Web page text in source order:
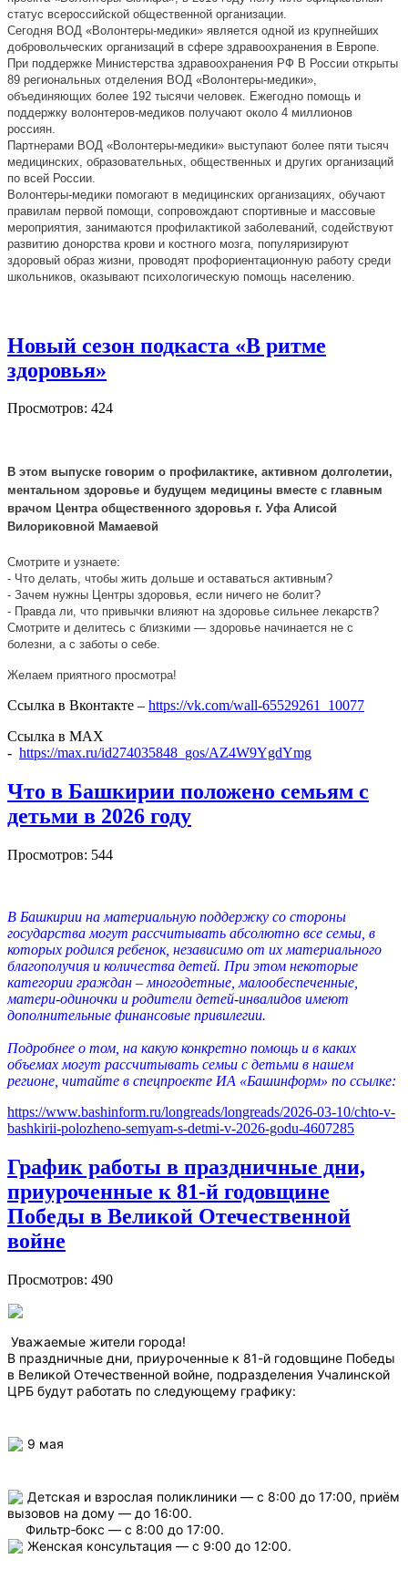
статус всероссийской общественной организации.
Сегодня ВОД «Волонтеры-медики» является одной из крупнейших
добровольческих организаций в сфере здравоохранения в Европе.
При поддержке Министерства здравоохранения РФ В России открыты
89 региональных отделения ВОД «Волонтеры-медики»,
объединяющих более 192 тысячи человек. Ежегодно помощь и
поддержку волонтеров-медиков получают около 4 миллионов
россиян.
Партнерами ВОД «Волонтеры-медики» выступают более пяти тысяч
медицинских, образовательных, общественных и других организаций
по всей России.
Волонтеры-медики помогают в медицинских организациях, обучают
правилам первой помощи, сопровождают спортивные и массовые
мероприятия, занимаются профилактикой заболеваний, содействуют
развитию донорства крови и костного мозга, популяризируют
здоровый образ жизни, проводят профориентационную работу среди
школьников, оказывают психологическую помощь населению.
Новый сезон подкаста «В ритме
здоровья»
Просмотров: 424
В этом выпуске говорим о профилактике, активном долголетии,
ментальном здоровье и будущем медицины вместе с главным
врачом Центра общественного здоровья г. Уфа Алисой
Вилориковной Мамаевой
Смотрите и узнаете:
- Что делать, чтобы жить дольше и оставаться активным?
- Зачем нужны Центры здоровья, если ничего не болит?
- Правда ли, что привычки влияют на здоровье сильнее лекарств?
Смотрите и делитесь с близкими — здоровье начинается не с
болезни, а с заботы о себе.
Желаем приятного просмотра!
Ссылка в Вконтакте – https://vk.com/wall-65529261_10077
Ссылка в МАХ
- https://max.ru/id274035848_gos/AZ4W9YgdYmg
Что в Башкирии положено семьям с
детьми в 2026 году
Просмотров: 544
В Башкирии на материальную поддержку со стороны
государства могут рассчитывать абсолютно все семьи, в
которых родился ребенок, независимо от их материального
благополучия и количества детей. При этом некоторые
категории граждан – многодетные, малообеспеченные,
матери-одиночки и родители детей-инвалидов имеют
дополнительные финансовые привилегии.
Подробнее о том, на какую конкретно помощь и в каких
объемах могут рассчитывать семьи с детьми в нашем
регионе, читайте в спецпроекте ИА «Башинформ» по ссылке:
https://www.bashinform.ru/longreads/longreads/2026-03-10/chto-v-
bashkirii-polozheno-semyam-s-detmi-v-2026-godu-4607285
График работы в праздничные дни,
приуроченные к 81-й годовщине
Победы в Великой Отечественной
войне
Просмотров: 490
Уважаемые жители города!
В праздничные дни, приуроченные к 81-й годовщине Победы
в Великой Отечественной войне, подразделения Учалинской
ЦРБ будут работать по следующему графику:
9 мая
Детская и взрослая поликлиники — с 8:00 до 17:00, приём
вызовов на дому — до 16:00.
Фильтр‑бокс — с 8:00 до 17:00.
Женская консультация — с 9:00 до 12:00.